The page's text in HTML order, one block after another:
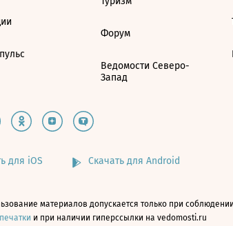
Форум
Ведомости Северо-
Запад
для iOS Скачать для Android
материалов допускается только при соблюдении
и при наличии гиперссылки на vedomosti.ru